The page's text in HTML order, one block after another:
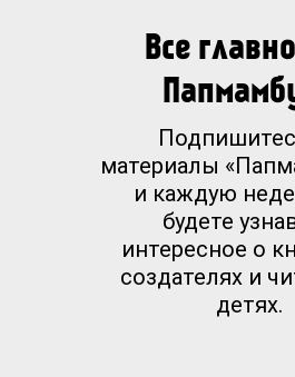
Все
материалы
и каждую
будете
интересное о
создателях и
детях.